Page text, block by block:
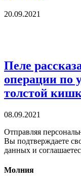
20.09.2021
Пеле
операции по
толстой
08.09.2021
Отправляя
Вы подтверждаете
данных и
Молния